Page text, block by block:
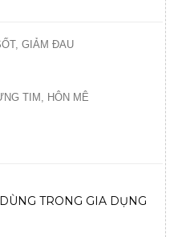
GIẢM ĐAU
TIM, HÔN MÊ
TRONG GIA DỤNG